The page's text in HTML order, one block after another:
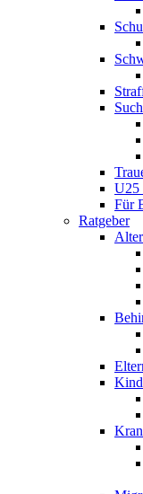
U25
Für
Ratgeber